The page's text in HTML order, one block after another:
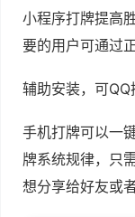
小程序打牌提高
要的用户可通过
辅助安装，可
手机打牌可以一
牌系统规律，只
想分享给好友或